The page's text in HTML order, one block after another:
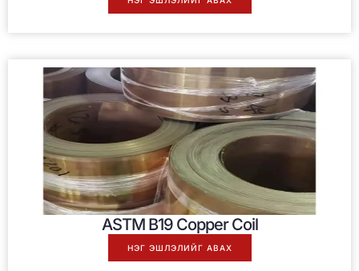
ASTM B19 Copper Coil
НЭГ ЭШЛЭЛИЙГ АВАХ